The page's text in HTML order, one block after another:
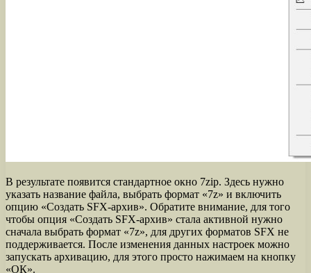
В результате появится стандартное окно 7zip. Здесь нужно
указать название файла, выбрать формат «7z» и включить
опцию «Создать SFX-архив». Обратите внимание, для того
чтобы опция «Создать SFX-архив» стала активной нужно
сначала выбрать формат «7z», для других форматов SFX не
поддерживается. После изменения данных настроек можно
запускать архивацию, для этого просто нажимаем на кнопку
«ОК».